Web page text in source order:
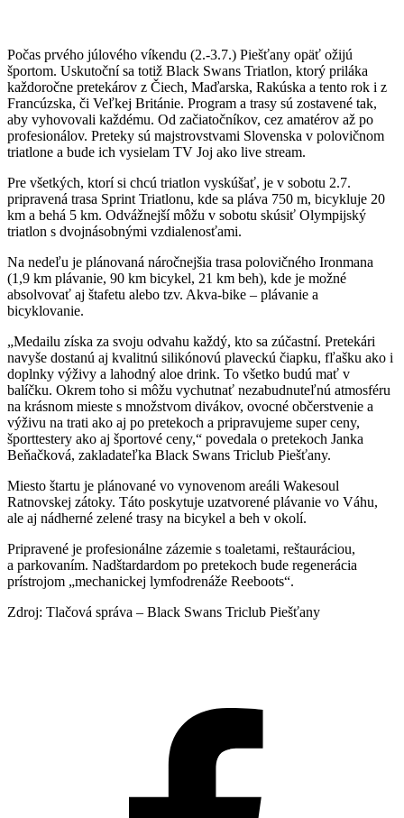
Počas prvého júlového víkendu (2.-3.7.) Piešťany opäť ožijú
športom. Uskutoční sa totiž Black Swans Triatlon, ktorý priláka
každoročne pretekárov z Čiech, Maďarska, Rakúska a tento rok i z
Francúzska, či Veľkej Británie. Program a trasy sú zostavené tak,
aby vyhovovali každému. Od začiatočníkov, cez amatérov až po
profesionálov. Preteky sú majstrovstvami Slovenska v polovičnom
triatlone a bude ich vysielam TV Joj ako live stream.
Pre všetkých, ktorí si chcú triatlon vyskúšať, je v sobotu 2.7.
pripravená trasa Sprint Triatlonu, kde sa pláva 750 m, bicykluje 20
km a behá 5 km. Odvážnejší môžu v sobotu skúsiť Olympijský
triatlon s dvojnásobnými vzdialenosťami.
Na nedeľu je plánovaná náročnejšia trasa polovičného Ironmana
(1,9 km plávanie, 90 km bicykel, 21 km beh), kde je možné
absolvovať aj štafetu alebo tzv. Akva-bike – plávanie a
bicyklovanie.
„Medailu získa za svoju odvahu každý, kto sa zúčastní. Pretekári
navyše dostanú aj kvalitnú silikónovú plaveckú čiapku, fľašku ako i
doplnky výživy a lahodný aloe drink. To všetko budú mať v
balíčku. Okrem toho si môžu vychutnať nezabudnuteľnú atmosféru
na krásnom mieste s množstvom divákov, ovocné občerstvenie a
výživu na trati ako aj po pretekoch a pripravujeme super ceny,
športtestery ako aj športové ceny,“ povedala o pretekoch Janka
Beňačková, zakladateľka Black Swans Triclub Piešťany.
Miesto štartu je plánované vo vynovenom areáli Wakesoul
Ratnovskej zátoky. Táto poskytuje uzatvorené plávanie vo Váhu,
ale aj nádherné zelené trasy na bicykel a beh v okolí.
Pripravené je profesionálne zázemie s toaletami, reštauráciou,
a parkovaním. Nadštardardom po pretekoch bude regenerácia
prístrojom „mechanickej lymfodrenáže Reeboots“.
Zdroj: Tlačová správa – Black Swans Triclub Piešťany